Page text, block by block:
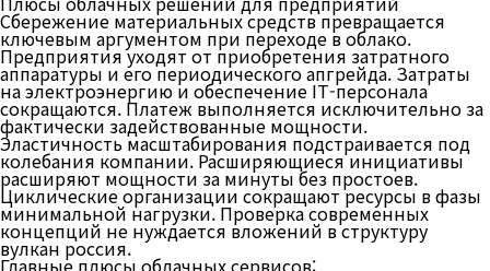
Сбережение материальных средств превращается
ключевым аргументом при переходе в облако.
Предприятия уходят от приобретения затратного
аппаратуры и его периодического апгрейда. Затраты
на электроэнергию и обеспечение IT-персонала
сокращаются. Платеж выполняется исключительно за
фактически задействованные мощности.
Эластичность масштабирования подстраивается под
колебания компании. Расширяющиеся инициативы
расширяют мощности за минуты без простоев.
Циклические организации сокращают ресурсы в фазы
минимальной нагрузки. Проверка современных
концепций не нуждается вложений в структуру
вулкан россия.
Главные плюсы облачных сервисов: